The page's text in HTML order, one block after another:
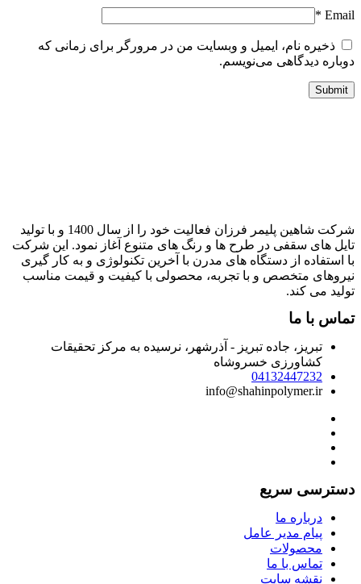
Email
*
ذخیره نام، ایمیل و وبسایت من در مرورگر برای زمانی که
دوباره دیدگاهی می‌نویسم.
شرکت شاهین پلیمر فرزان فعالیت خود را از سال 1400 و با تولید
تایل های سقفی در طرح ها و رنگ های متنوع آغاز نمود. این شرکت
با استفاده از دستگاه های مدرن با آخرین تکنولوژی و به کار گیری
نیروهای متخصص و با تجربه، محصولی با کیفیت و قیمت مناسب
تولید می کند.
تماس با ما
تبریز، جاده تبریز - آذرشهر، نرسیده به مرکز تحقیقات
کشاورزی خسروشاه
04132447232
info@shahinpolymer.ir
دسترسی سریع
درباره ما
پیام مدیر عامل
محصولات
تماس با ما
نقشه سایت